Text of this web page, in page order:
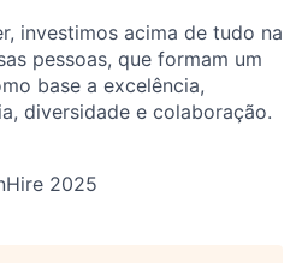
investimos acima de tudo na
pessoas, que formam um
base a excelência,
diversidade e colaboração.
2025